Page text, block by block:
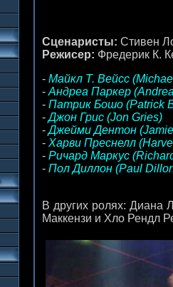
Сценаристы: Стивен
Режисер: Фредерик К.
-Майкл Т. Вейсс
- Андреа Паркер
- Патрик Бошо (Patrick
-Джон Грис (Jon Gries)
-Джейми Дентон
- Харви Преснелл
- Ричард Маркус
- Пол Диллон (Paul
В других ролях: Диана
Маккензи и Хло Рендл